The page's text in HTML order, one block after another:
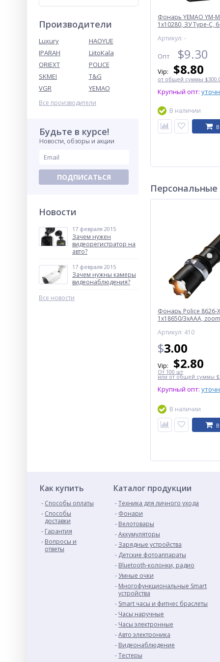
Производители
Luxury
HAOYUE
IPARAH
LiitoKala
ORIEXT
POLICE
SKMEI
T&G
VGR
YEMAO
Все производители
Будьте в курсе!
Новости, обзоры и акции
ПОДПИСАТЬСЯ
Новости
17 февраля 2015
Зачем нужен
видеорегистратор на
авто?
17 февраля 2015
Зачем нужны камеры
видеонаблюдения?
Все новости
Фонарь YEMAO YM-
1x10280, ЗУ Type-C,
Артикул: -
Опт $9.30
Vip: $8.80
от общей суммы
Крупный опт:
В наличии
Фонарь Police 8626-
1х18650/3xAAA,
Артикул: 410
$3.00
Vip: $2.80
От 100 шт
или от общей суммы
Крупный опт:
В наличии
Как купить
Способы оплаты
Способы
доставки
Гарантия
Вопросы и
ответы
Каталог продукции
Техника для личного ухода
Фонари
Велотовары
Аккумуляторы
Зарядные устройства
Детские фотоаппараты
Bluetooth-колонки, радио
Умные очки
Многофункциональные Smart
устройства
Smart часы и фитнес браслеты
Часы наручные
Часы электронные
Авто электроника
Видеонаблюдение
Тестеры